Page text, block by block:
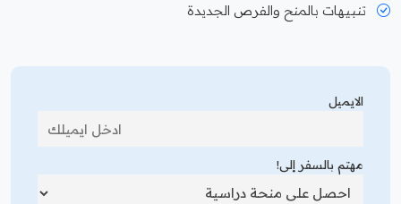
تنبيهات بالمنح والفرص الجديدة
الايميل
مهتم بالسفر إلى!